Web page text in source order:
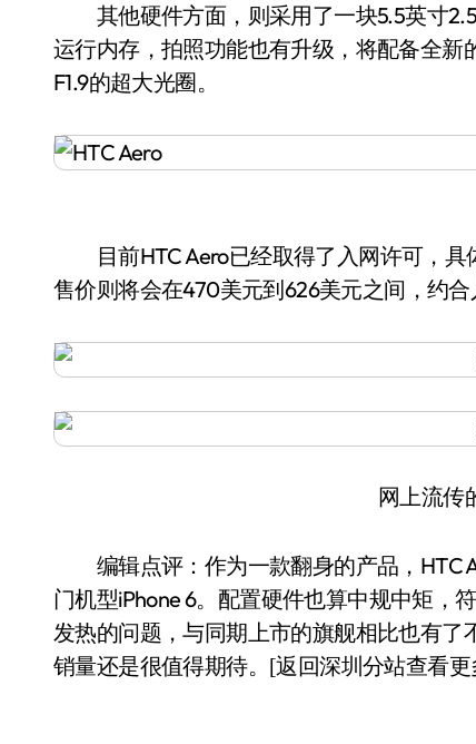
其他硬件方面，则采用了一块5.5英寸
运行内存，拍照功能也有升级，将配备全新
F1.9的超大光圈。
目前HTC Aero已经取得了入网许可，具
售价则将会在470美元到626美元之间，约
网上流传
编辑点评：作为一款翻身的产品，HTC
门机型iPhone 6。配置硬件也算中规中矩，
发热的问题，与同期上市的旗舰相比也有
销量还是很值得期待。 [返回深圳分站查看更